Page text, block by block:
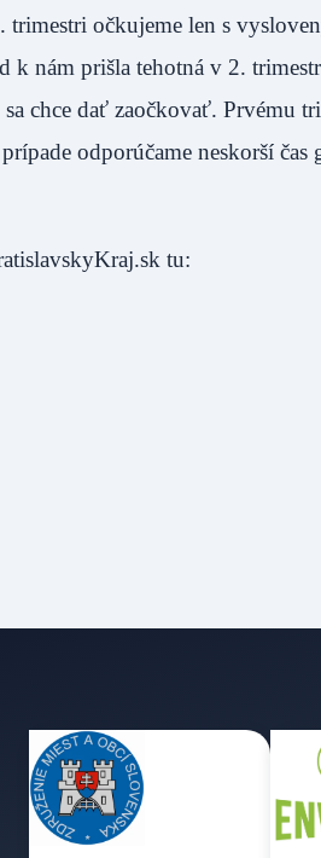
trimestri očkujeme len s
k nám prišla tehotná v 2.
chce dať zaočkovať. Prvému
odporúčame neskorší
tu: